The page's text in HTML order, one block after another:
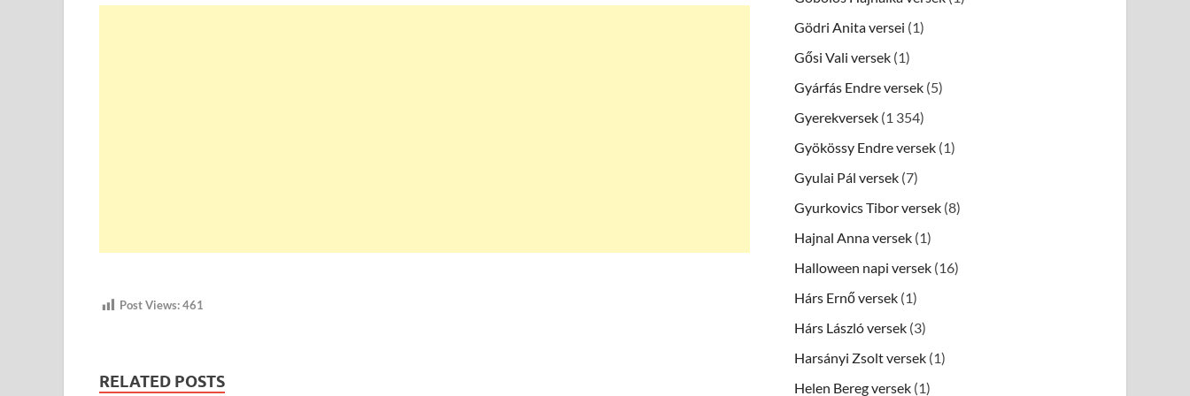
Post Views:461
RELATED POSTS
Gödri Anita versei (1)
Gősi Vali versek (1)
Gyárfás Endre versek (5)
Gyerekversek (1 354)
Gyökössy Endre versek (1)
Gyulai Pál versek (7)
Gyurkovics Tibor versek (8)
Hajnal Anna versek (1)
Halloween napi versek (16)
Hárs Ernő versek (1)
Hárs László versek (3)
Harsányi Zsolt versek (1)
Helen Bereg versek (1)